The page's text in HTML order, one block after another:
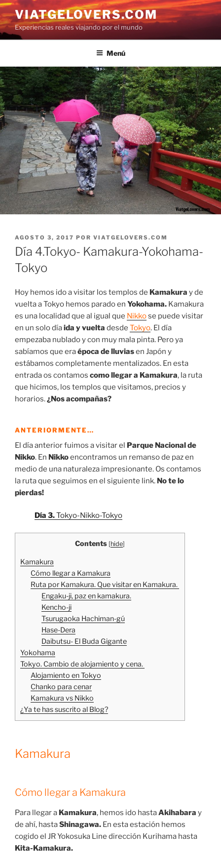
Saltar
al
contenido
VIATGELOVERS.COM
Experiencias reales viajando por el mundo
Menú
PUBLICADO
EL
AGOSTO 3, 2017 POR VIATGELOVERS.COM
Día 4.Tokyo- Kamakura-Yokohama-
Tokyo
Hoy hemos ido a visitar los templos de Kamakura y de
vuelta a Tokyo hemos parado en Yokohama. Kamakura
es una localidad que al igual que Nikkose puede visitar
en un solo díaida y vuelta desde Tokyo. El día
empezaba nublado y con muy mala pinta. Pero ya
sabíamos que eraépoca de lluviasen Japón y
estábamos completamente mentalizados. En esta
entrada os contamos como llegar a Kamakura, la ruta
que hicimos, los templos que visitamos, precios y
horarios.¿Nos acompañas?
ANTERIORMENTE…
El día anterior fuimos a visitar el Parque Nacional de
Nikko. En Nikkoencontramos un remanso de paz en
medio de una naturaleza impresionante. Os contamos
la ruta que seguimos en el siguiente link. No te lo
pierdas!
Día 3.Tokyo-Nikko-Tokyo
Contents [hide]
Kamakura
Cómo llegar a Kamakura
Ruta por Kamakura. Que visitar en Kamakura.
Engaku-ji, paz en kamakura.
Kencho-ji
Tsurugaoka Hachiman-gú
Hase-Dera
Daibutsu- El Buda Gigante
Yokohama
Tokyo. Cambio de alojamiento y cena.
Alojamiento en Tokyo
Chanko para cenar
Kamakura vs Nikko
¿Ya te has suscrito al Blog?
Kamakura
Cómo llegar a Kamakura
Para llegar a Kamakura, hemos ido hastaAkihabara y
de ahí, hastaShinagawa. En esta estación hemos
cogido el JR Yokosuka Line dirección Kurihama hasta
Kita-Kamakura.